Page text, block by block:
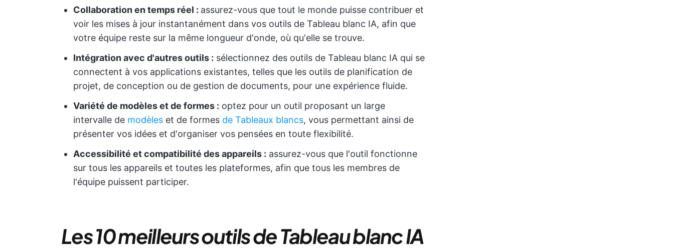
Collaboration en temps réel : assurez-vous que tout le monde puisse contribuer et
voir les mises à jour instantanément dans vos outils de Tableau blanc IA, afin que
votre équipe reste sur la même longueur d'onde, où qu'elle se trouve.
Intégration avec d'autres outils : sélectionnez des outils de Tableau blanc IA qui se
connectent à vos applications existantes, telles que les outils de planification de
projet, de conception ou de gestion de documents, pour une expérience fluide.
Variété de modèles et de formes : optez pour un outil proposant un large
intervalle de modèles et de formes de Tableaux blancs, vous permettant ainsi de
présenter vos idées et d'organiser vos pensées en toute flexibilité.
Accessibilité et compatibilité des appareils : assurez-vous que l'outil fonctionne
sur tous les appareils et toutes les plateformes, afin que tous les membres de
l'équipe puissent participer.
Les 10 meilleurs outils de Tableau blanc IA